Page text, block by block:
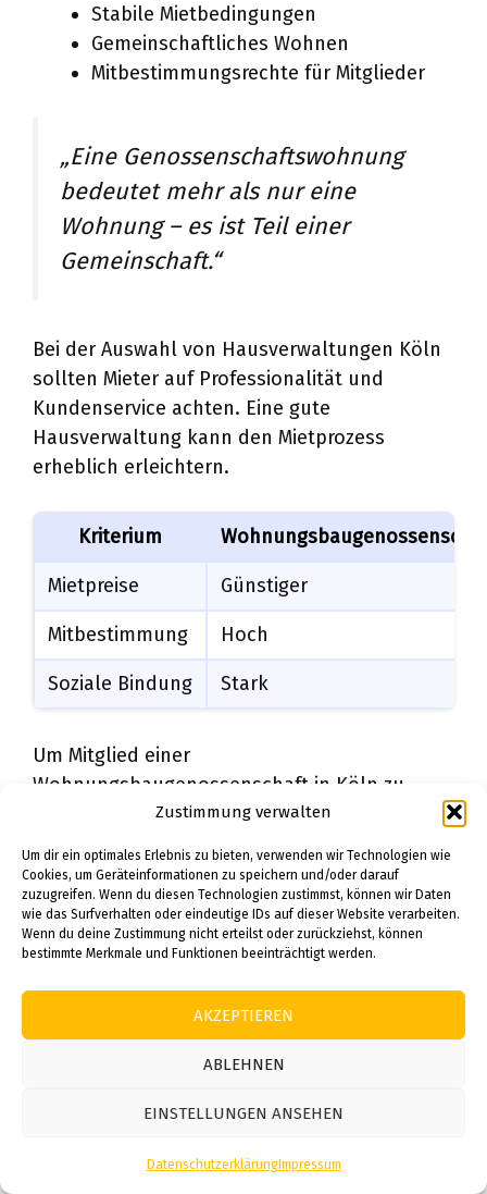
Zustimmung verwalten
Um dir ein optimales Erlebnis zu bieten, verwenden wir Technologien wie
Cookies, um Geräteinformationen zu speichern und/oder darauf
zuzugreifen. Wenn du diesen Technologien zustimmst, können wir Daten
wie das Surfverhalten oder eindeutige IDs auf dieser Website verarbeiten.
Wenn du deine Zustimmung nicht erteilst oder zurückziehst, können
bestimmte Merkmale und Funktionen beeinträchtigt werden.
AKZEPTIEREN
ABLEHNEN
EINSTELLUNGEN ANSEHEN
DatenschutzerklärungImpressum
Stabile Mietbedingungen
Gemeinschaftliches Wohnen
Mitbestimmungsrechte für Mitglieder
„Eine Genossenschaftswohnung
bedeutet mehr als nur eine
Wohnung – es ist Teil einer
Gemeinschaft.“
Bei der Auswahl von Hausverwaltungen Köln
sollten Mieter auf Professionalität und
Kundenservice achten. Eine gute
Hausverwaltung kann den Mietprozess
erheblich erleichtern.
Kriterium
Mietpreise Günstiger
Mitbestimmung Hoch
Soziale Bindung Stark
Um Mitglied einer
Wohnungsbaugenossenschaft in Köln zu
werden, müssen Sie in der Regel einen
Geschäftsanteil erwerben und die Satzung
akzeptieren. Der Prozess ist transparent und
bietet langfristige Wohnstabilität.
Fazit
Die Wohnungssuche in Köln kann
Chancen auf eine passende Wohnung
Köln Tipps, die wir in diesem Artikel